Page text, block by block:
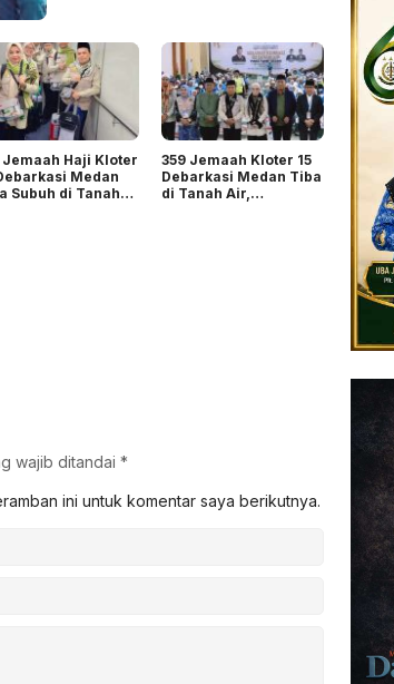
Jemaah Haji Kloter
Medan
Subuh di Tanah
359 Jemaah Kloter 15
Debarkasi Medan Tiba
di Tanah Air,
wajib ditandai *
ini untuk komentar saya berikutnya.